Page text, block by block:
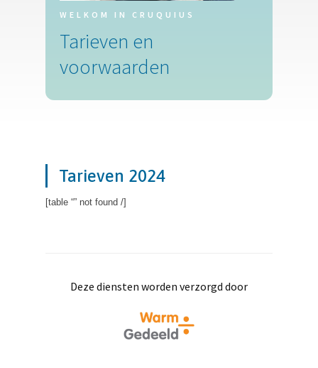
WELKOM IN CRUQUIUS
Tarieven en
voorwaarden
Tarieven 2024
[table “” not found /]
Deze diensten worden verzorgd door